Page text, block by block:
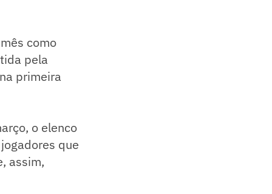
como
pela
primeira
o elenco
que
assim,